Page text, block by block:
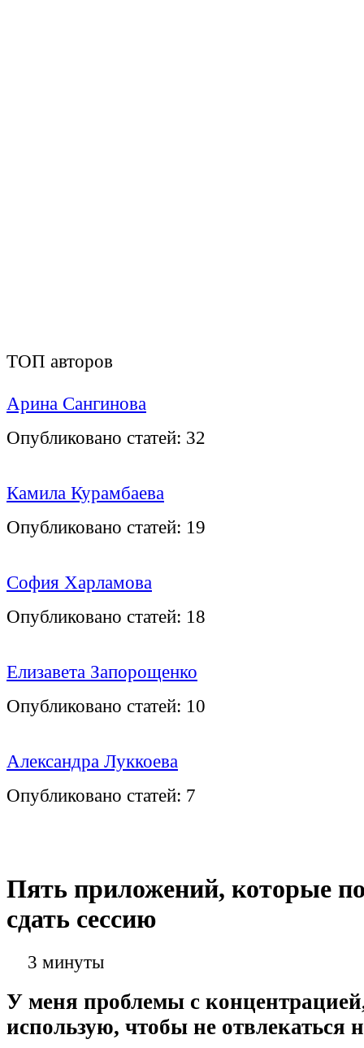
ТОП авторов
Арина Сангинова
Опубликовано статей: 32
Камила Курамбаева
Опубликовано статей: 19
София Харламова
Опубликовано статей: 18
Елизавета Запорощенко
Опубликовано статей: 10
Александра Луккоева
Опубликовано статей: 7
Пять приложений, которые
сдать сессию
3 минуты
У меня проблемы с
использую, чтобы не отвлекаться